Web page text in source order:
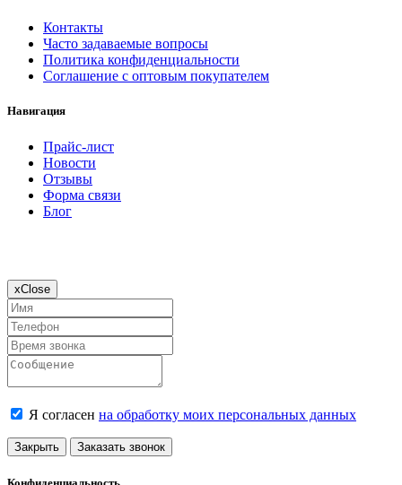
Контакты
Часто задаваемые вопросы
Политика конфиденциальности
Соглашение с оптовым покупателем
Навигация
Прайс-лист
Новости
Отзывы
Форма связи
Блог
xClose
Я согласен на обработку моих персональных данных
Закрыть Заказать звонок